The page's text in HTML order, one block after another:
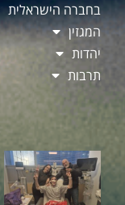
בחברה הישראלית
המגזין
יהדות
תרבות